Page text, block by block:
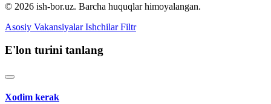
© 2026 ish-bor.uz. Barcha huquqlar himoyalangan.
Asosiy Vakansiyalar Ishchilar Filtr
E'lon turini tanlang
Xodim kerak